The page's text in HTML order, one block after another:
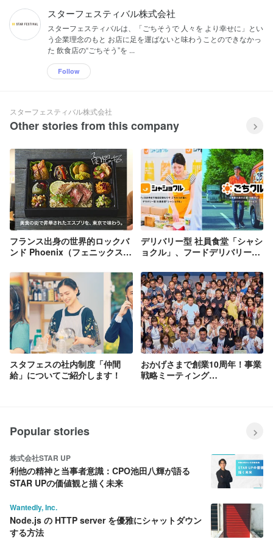
スターフェスティバル株式会社
スターフェスティバルは、「ごちそうで 人々を より幸せに」とい
う企業理念のもと お店に足を運ばないと味わうことのできなかっ
た 飲食店の“ごちそう”を ...
Follow
スターフェスティバル株式会社
Other stories from this company
フランス出身の世界的ロックバ
ンド Phoenix（フェニックス)
大好評「【関根 拓監修】
DERSOU Paris」の“BENTO
BOX”をお召し上がりいただき
ました。
デリバリー型 社員食堂「シャシ
ョクル」、フードデリバリーの
厚生EXPOに出展！
スタフェスの社内制度「仲間
給」についてご紹介します！
おかげさまで創業10周年！事業
戦略ミーティング
Popular stories
株式会社STAR UP
利他の精神と当事者意識：CPO池田八輝が語る
STAR UPの価値観と描く未来
Wantedly, Inc.
Node.js の HTTP server を優雅にシャットダウン
する方法